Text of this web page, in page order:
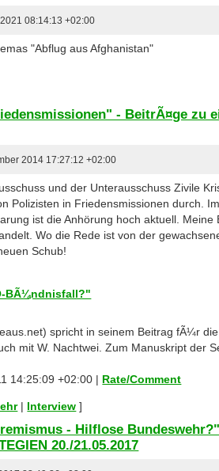
08:14:13 +02:00
"Abflug aus Afghanistan"
- BeitrÃ¤ge zu
2014 17:27:12 +02:00
und der Unterausschuss Zivile
Polizisten in Friedensmissionen durch.
ist die Anhörung hoch aktuell.
Wo die Rede ist von der
Schub!
BÃ¼ndnisfall?"
spricht in seinem Beitrag fÃ¼r
mit W. Nachtwei. Zum Manuskript der
14:25:09 +02:00 | Rate/Comment
| Interview ]
- Hilflose
20./21.05.2017